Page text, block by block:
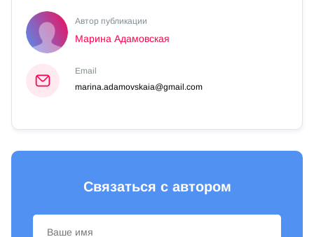
Автор публикации
Марина Адамовская
Email
marina.adamovskaia@gmail.com
Связаться с автором